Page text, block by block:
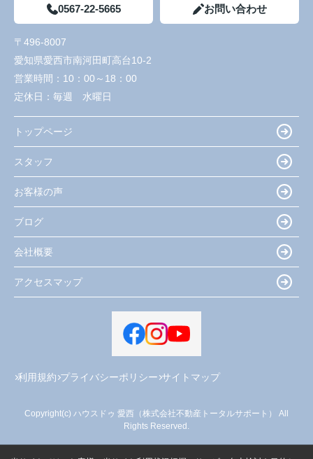
0567-22-5665 お問い合わせ
〒496-8007
愛知県愛西市南河田町高台10-2
営業時間： 10：00～18：00
定休日： 毎週 水曜日
トップページ
スタッフ
お客様の声
ブログ
会社概要
アクセスマップ
利用規約 プライバシーポリシー サイトマップ
Copyright(c) ハウスドゥ 愛西（株式会社不動産トータルサポート） All
Rights Reserved.